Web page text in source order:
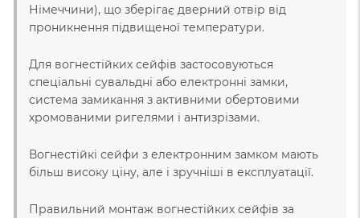
Німеччини), що зберігає дверний отвір від
проникнення підвищеної температури.
Для вогнестійких сейфів застосовуються
спеціальні сувальдні або електронні замки,
система замикання з активними обертовими
хромованими ригелями і антизрізами.
Вогнестійкі сейфи з електронним замком мають
більш високу ціну, але і зручніші в експлуатації.
Правильний монтаж вогнестійких сейфів за